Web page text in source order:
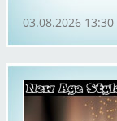
03.08.2026 13:30